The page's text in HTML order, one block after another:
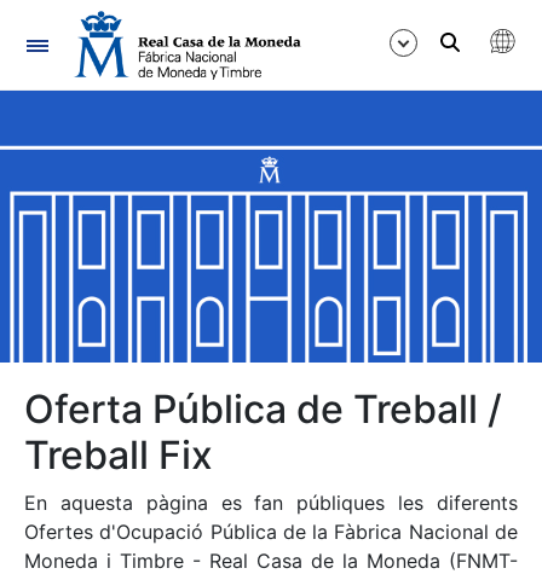
Navegació
Mostra/Amaga
Mostra/Amaga
Mostra/Amaga
Oferta Pública de Treball /
Treball Fix
En aquesta pàgina es fan públiques les diferents
Ofertes d'Ocupació Pública de la Fàbrica Nacional de
Moneda i Timbre - Real Casa de la Moneda (FNMT-